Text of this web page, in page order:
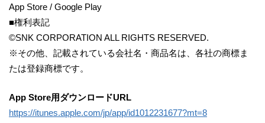
App Store / Google Play
■権利表記
©SNK CORPORATION ALL RIGHTS RESERVED.
※その他、記載されている会社名・商品名は、各社の商標ま
たは登録商標です。
App Store用ダウンロードURL
https://itunes.apple.com/jp/app/id1012231677?mt=8